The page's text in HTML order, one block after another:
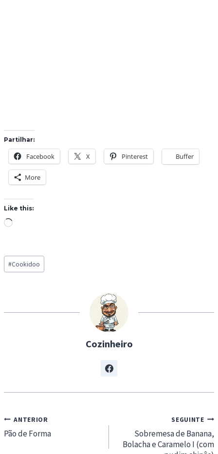
Partilhar:
Facebook X Pinterest Buffer
More
Like this:
L
d
i
…
Post
Tags:
#Cookidoo
Cozinheiro
Navegação
de
ANTERIOR
Pão de Forma
SEGUINTE
Sobremesa de Banana,
Bolacha e Caramelo I (com